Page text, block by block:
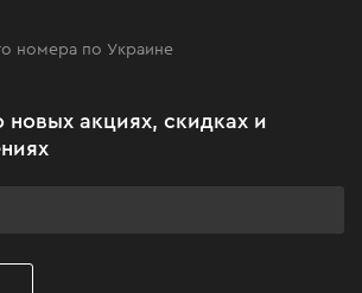
вопросы
номера по Украине
новых акциях, скидках и